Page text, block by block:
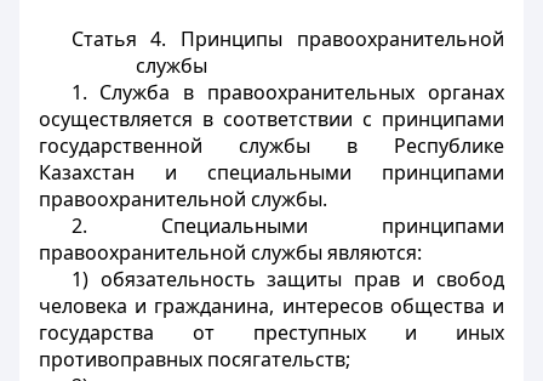
Статья 4. Принципы правоохранительной
службы
1. Служба в правоохранительных органах
осуществляется в соответствии с принципами
государственной службы в Республике
Казахстан и специальными принципами
правоохранительной службы.
2. Специальными принципами
правоохранительной службы являются:
1) обязательность защиты прав и свобод
человека и гражданина, интересов общества и
государства от преступных и иных
противоправных посягательств;